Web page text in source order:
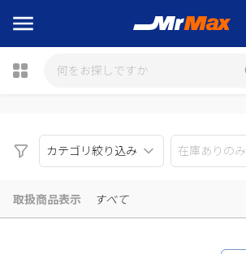
カテゴリ絞り込み 在庫ありのみ
取扱商品表示 すべて